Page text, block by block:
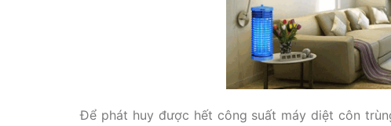
Để phát huy được hết công suất máy diệt côn